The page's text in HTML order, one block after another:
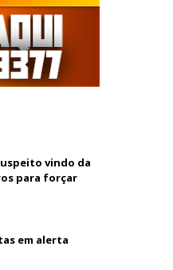
vindo da
para forçar
em alerta